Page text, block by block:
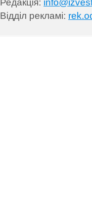
Відділ рекламі: